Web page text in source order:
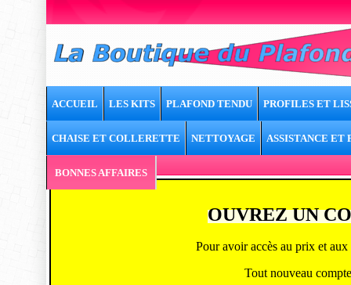
ACCUEIL LES KITS PLAFOND TENDU PROFILES ET
CHAISE ET COLLERETTE NETTOYAGE ASSISTANCE ET
BONNES AFFAIRES
OUVREZ UN
Pour avoir accès au prix et
Tout nouveau